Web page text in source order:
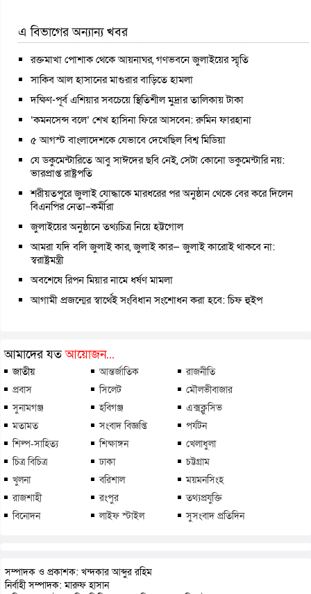
এ বিভাগের অন্যান্য খবর
রক্তমাখা পোশাক থেকে আয়নাঘর, গণভবনে জুলাইয়ের স্মৃতি
সাকিব আল হাসানের মাগুরার বাড়িতে হামলা
দক্ষিণ-পূর্ব এশিয়ার সবচেয়ে স্থিতিশীল মুদ্রার তালিকায় টাকা
‘কমনসেন্স বলে’ শেখ হাসিনা ফিরে আসবেন: রুমিন ফারহানা
৫ আগস্ট বাংলাদেশকে যেভাবে দেখেছিল বিশ্ব মিডিয়া
যে ডকুমেন্টারিতে আবু সাঈদের ছবি নেই, সেটা কোনো ডকুমেন্টারি নয়:
ভারপ্রাপ্ত রাষ্ট্রপতি
শরীয়তপুরে জুলাই যোদ্ধাকে মারধরের পর অনুষ্ঠান থেকে বের করে দিলেন
বিএনপির নেতা–কর্মীরা
জুলাইয়ের অনুষ্ঠানে তথ্যচিত্র নিয়ে হট্টগোল
আমরা যদি বলি জুলাই কার, জুলাই কার— জুলাই কারোই থাকবে না:
স্বরাষ্ট্রমন্ত্রী
অবশেষে রিপন মিয়ার নামে ধর্ষণ মামলা
আগামী প্রজন্মের স্বার্থেই সংবিধান সংশোধন করা হবে: চিফ হুইপ
আমাদের যতআয়োজন...
জাতীয় আন্তর্জাতিক
রাজনীতি
প্রবাস
সিলেট
মৌলভীবাজার
সুনামগঞ্জ
হবিগঞ্জ
এক্সক্লুসিভ
মতামত
সংবাদ বিজ্ঞপ্তি
পর্যটন
শিল্প-সাহিত্য
শিক্ষাঙ্গন
খেলাধুলা
চিত্র বিচিত্র
ঢাকা
চট্টগ্রাম
খুলনা
বরিশাল
ময়মনসিংহ
রাজশাহী
রংপুর
তথ্যপ্রযুক্তি
বিনোদন
লাইফ স্টাইল সুসংবাদ প্রতিদিন
সম্পাদক ও প্রকাশক: খন্দকার আব্দুর রহিম
নির্বাহী সম্পাদক: মারুফ হাসান